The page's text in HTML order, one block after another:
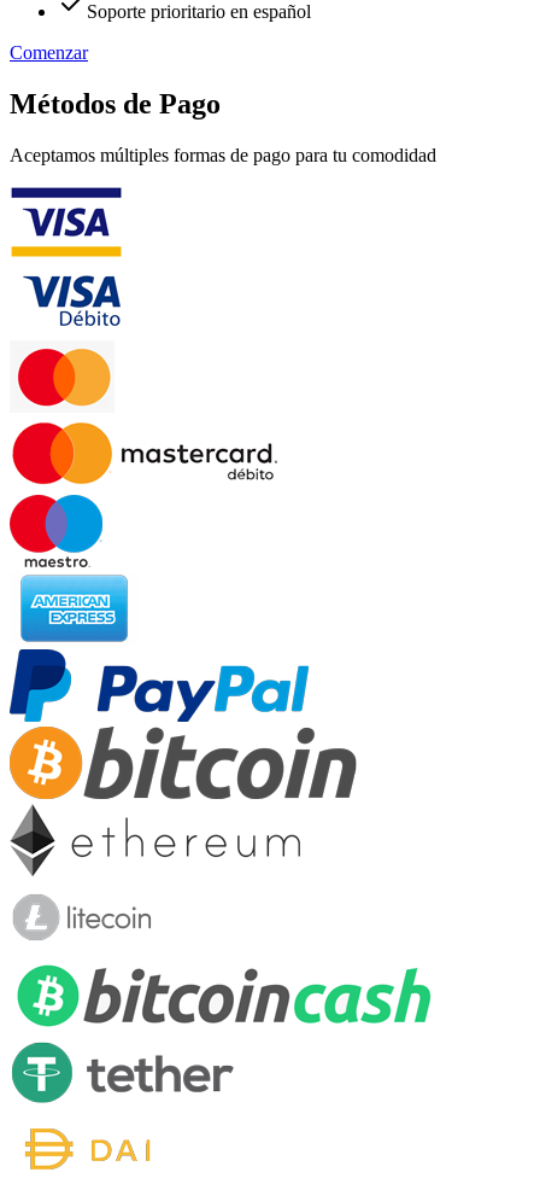
Soporte prioritario en español
Comenzar
Métodos de Pago
Aceptamos múltiples formas de pago para tu comodidad